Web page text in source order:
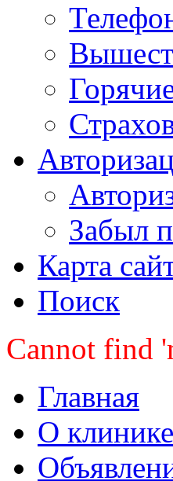
Забыл
Карта
Поиск
Cannot find
Главная
О клинике